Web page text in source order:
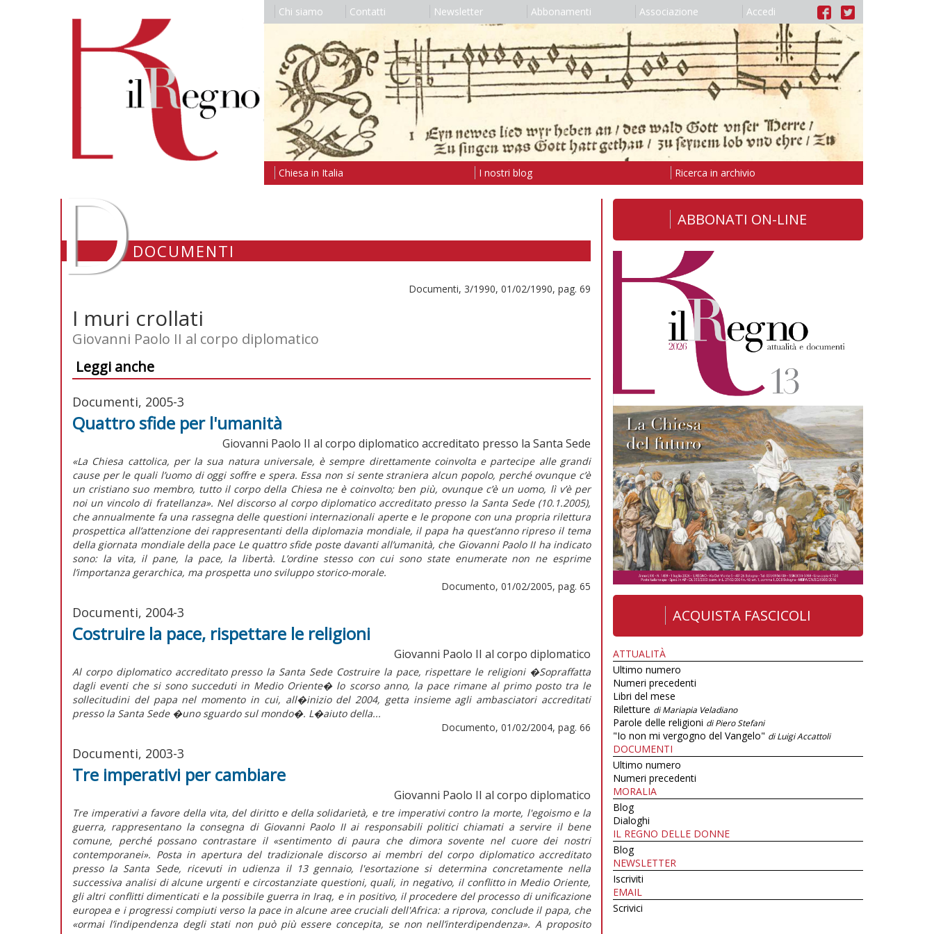
Chi siamo Contatti Newsletter Abbonamenti Associazione Accedi
Chiesa in Italia I nostri blog Ricerca in archivio
DDOCUMENTI
Documenti, 3/1990, 01/02/1990, pag. 69
I muri crollati
Giovanni Paolo II al corpo diplomatico
Leggi anche
Documenti, 2005-3
Quattro sfide per l'umanità
Giovanni Paolo II al corpo diplomatico accreditato presso la Santa Sede
«La Chiesa cattolica, per la sua natura universale, è sempre direttamente coinvolta e partecipe alle grandi
cause per le quali l’uomo di oggi soffre e spera. Essa non si sente straniera alcun popolo, perché ovunque c’è
un cristiano suo membro, tutto il corpo della Chiesa ne è coinvolto; ben più, ovunque c’è un uomo, lì v’è per
noi un vincolo di fratellanza». Nel discorso al corpo diplomatico accreditato presso la Santa Sede (10.1.2005),
che annualmente fa una rassegna delle questioni internazionali aperte e le propone con una propria rilettura
prospettica all’attenzione dei rappresentanti della diplomazia mondiale, il papa ha quest’anno ripreso il tema
della giornata mondiale della pace Le quattro sfide poste davanti all’umanità, che Giovanni Paolo II ha indicato
sono: la vita, il pane, la pace, la libertà. L’ordine stesso con cui sono state enumerate non ne esprime
l’importanza gerarchica, ma prospetta uno sviluppo storico-morale.
Documento, 01/02/2005, pag. 65
Documenti, 2004-3
Costruire la pace, rispettare le religioni
Giovanni Paolo II al corpo diplomatico
Al corpo diplomatico accreditato presso la Santa Sede Costruire la pace, rispettare le religioni �Sopraffatta
dagli eventi che si sono succeduti in Medio Oriente� lo scorso anno, la pace rimane al primo posto tra le
sollecitudini del papa nel momento in cui, all�inizio del 2004, getta insieme agli ambasciatori accreditati
presso la Santa Sede �uno sguardo sul mondo�. L�aiuto della...
Documento, 01/02/2004, pag. 66
Documenti, 2003-3
Tre imperativi per cambiare
Giovanni Paolo II al corpo diplomatico
Tre imperativi a favore della vita, del diritto e della solidarietà, e tre imperativi contro la morte, l'egoismo e la
guerra, rappresentano la consegna di Giovanni Paolo II ai responsabili politici chiamati a servire il bene
comune, perché possano contrastare il «sentimento di paura che dimora sovente nel cuore dei nostri
contemporanei». Posta in apertura del tradizionale discorso ai membri del corpo diplomatico accreditato
presso la Santa Sede, ricevuti in udienza il 13 gennaio, l'esortazione si determina concretamente nella
successiva analisi di alcune urgenti e circostanziate questioni, quali, in negativo, il conflitto in Medio Oriente,
gli altri conflitti dimenticati e la possibile guerra in Iraq, e in positivo, il procedere del processo di unificazione
europea e i progressi compiuti verso la pace in alcune aree cruciali dell'Africa: a riprova, conclude il papa, che
«ormai l’indipendenza degli stati non può più essere concepita, se non nell’interdipendenza». A proposito
ABBONATI ON-LINE
ACQUISTA FASCICOLI
ATTUALITÀ
Ultimo numero
Numeri precedenti
Libri del mese
Riletture di Mariapia Veladiano
Parole delle religioni di Piero Stefani
"Io non mi vergogno del Vangelo" di Luigi Accattoli
DOCUMENTI
Ultimo numero
Numeri precedenti
MORALIA
Blog
Dialoghi
IL REGNO DELLE DONNE
Blog
NEWSLETTER
Iscriviti
EMAIL
Scrivici